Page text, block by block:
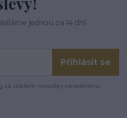
jednou za 14 dní.
Přihlásit se
za účelem rozesílky newsletteru.